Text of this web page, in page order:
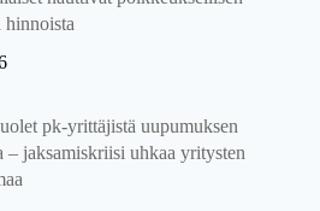
hinnoista
pk-yrittäjistä uupumuksen
– jaksamiskriisi uhkaa yritysten